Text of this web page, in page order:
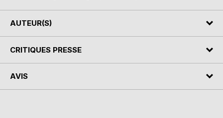
AUTEUR(S)
CRITIQUES PRESSE
AVIS